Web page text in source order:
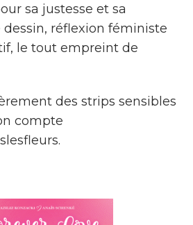
sa justesse et sa
réflexion féministe
le tout empreint de
des strips sensibles
compte